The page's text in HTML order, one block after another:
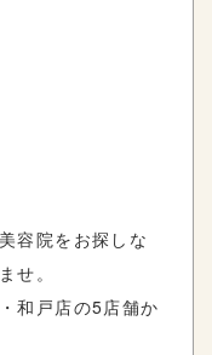
容院をお探しな
せ。
和戸店の5店舗か